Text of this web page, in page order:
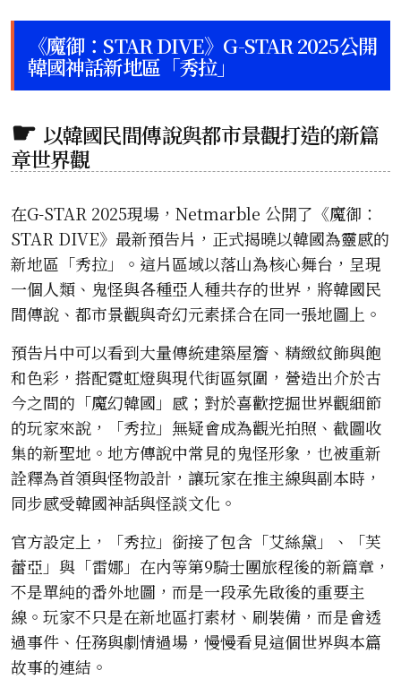
《魔御：STAR DIVE》G-STAR 2025公開
韓國神話新地區「秀拉」
以韓國民間傳說與都市景觀打造的新篇
章世界觀
在G-STAR 2025現場，Netmarble 公開了《魔御：
STAR DIVE》最新預告片，正式揭曉以韓國為靈感的
新地區「秀拉」。這片區域以落山為核心舞台，呈現
一個人類、鬼怪與各種亞人種共存的世界，將韓國民
間傳說、都市景觀與奇幻元素揉合在同一張地圖上。
預告片中可以看到大量傳統建築屋簷、精緻紋飾與飽
和色彩，搭配霓虹燈與現代街區氛圍，營造出介於古
今之間的「魔幻韓國」感；對於喜歡挖掘世界觀細節
的玩家來說，「秀拉」無疑會成為觀光拍照、截圖收
集的新聖地。地方傳說中常見的鬼怪形象，也被重新
詮釋為首領與怪物設計，讓玩家在推主線與副本時，
同步感受韓國神話與怪談文化。
官方設定上，「秀拉」銜接了包含「艾絲黛」、「芙
蕾亞」與「雷娜」在內等第9騎士團旅程後的新篇章，
不是單純的番外地圖，而是一段承先啟後的重要主
線。玩家不只是在新地區打素材、刷裝備，而是會透
過事件、任務與劇情過場，慢慢看見這個世界與本篇
故事的連結。